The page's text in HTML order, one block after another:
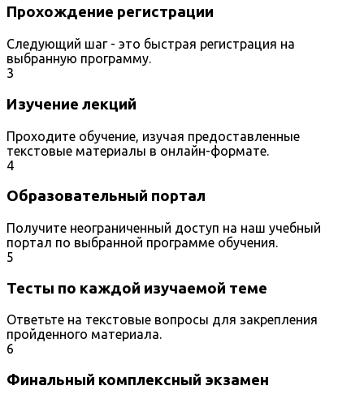
Прохождение регистрации
Следующий шаг - это быстрая регистрация на
выбранную программу.
3
Изучение лекций
Проходите обучение, изучая предоставленные
текстовые материалы в онлайн-формате.
4
Образовательный портал
Получите неограниченный доступ на наш учебный
портал по выбранной программе обучения.
5
Тесты по каждой изучаемой теме
Ответьте на текстовые вопросы для закрепления
пройденного материала.
6
Финальный комплексный экзамен